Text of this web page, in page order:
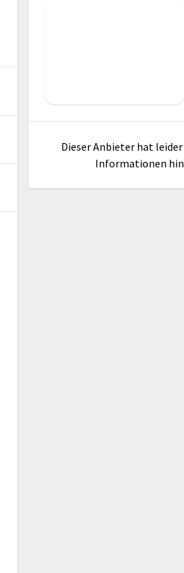
Dieser Anbieter hat
Informationen